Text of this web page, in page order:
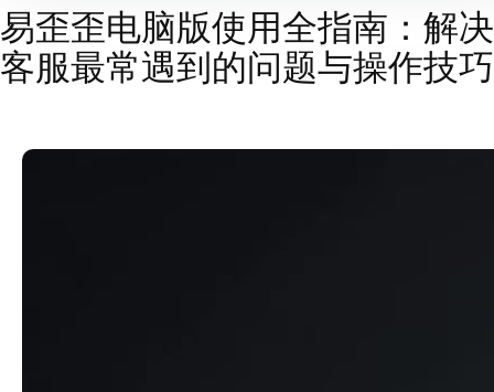
易歪歪电脑版使用全指南：解决
客服最常遇到的问题与操作技巧